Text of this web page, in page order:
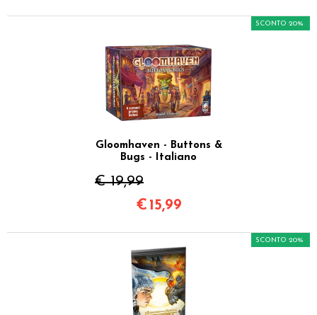
Gloomhaven - Buttons &
Bugs - Italiano
€ 19,99
SCONTO 20%
€ 15,99
SCONTO 20%